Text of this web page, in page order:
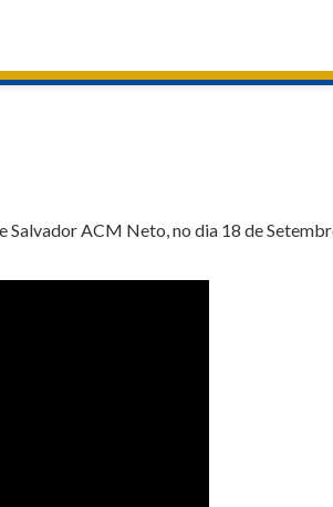
ACM Neto, no dia 18 de